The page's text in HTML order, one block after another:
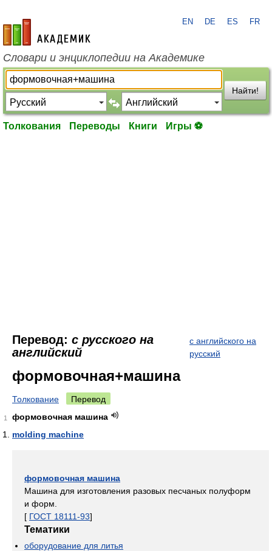
academic.ru
EN DE ES FR
Словари и энциклопедии на Академике
Найти!
Толкования Переводы Книги Игры ⚽
Перевод: с русского на
английский
с английского на
русский
формовочная+машина
Толкование Перевод
1
формовочная машина
molding machine
формовочная машина
Машина для изготовления разовых песчаных полуформ
и форм.
[ ГОСТ 18111-93]
Тематики
оборудование для литья